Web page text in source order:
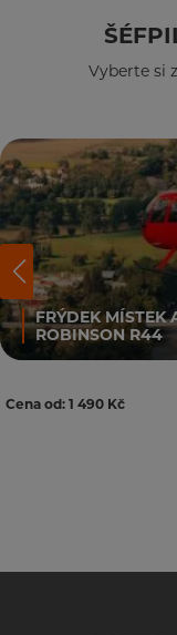
Vyberte si
FRÝDEK MÍSTEK
ROBINSON R44
Cena od: 1 490 Kč